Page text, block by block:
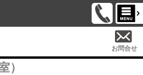
お問合せ
）